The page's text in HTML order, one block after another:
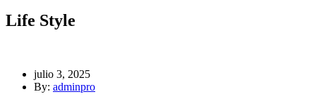
Life Style
julio 3, 2025
By: adminpro